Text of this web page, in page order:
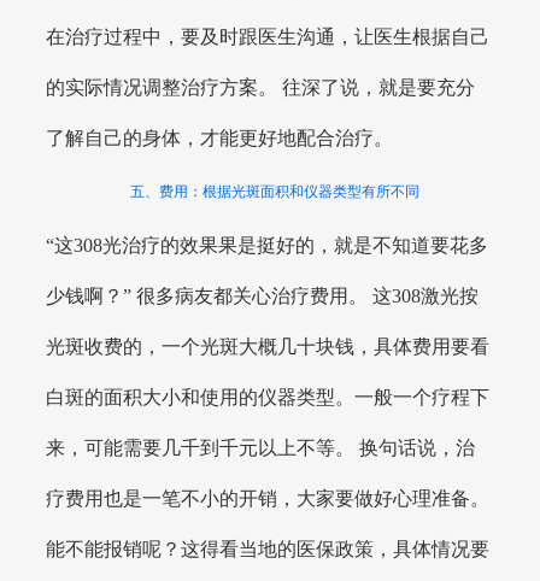
在治疗过程中，要及时跟医生沟通，让医生根据自己
的实际情况调整治疗方案。 往深了说，就是要充分
了解自己的身体，才能更好地配合治疗。
五、费用：根据光斑面积和仪器类型有所不同
“这308光治疗的效果果是挺好的，就是不知道要花多
少钱啊？” 很多病友都关心治疗费用。 这308激光按
光斑收费的，一个光斑大概几十块钱，具体费用要看
白斑的面积大小和使用的仪器类型。一般一个疗程下
来，可能需要几千到千元以上不等。 换句话说，治
疗费用也是一笔不小的开销，大家要做好心理准备。
能不能报销呢？这得看当地的医保政策，具体情况要